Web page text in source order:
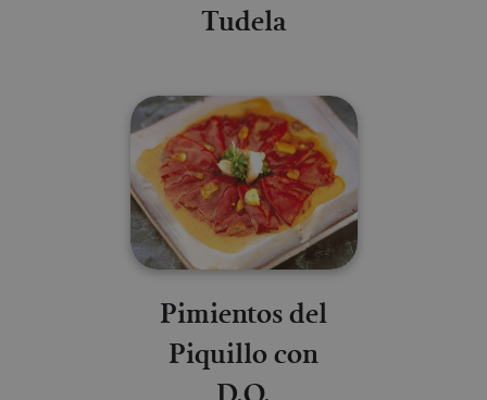
Tudela
Pimientos del
Piquillo con